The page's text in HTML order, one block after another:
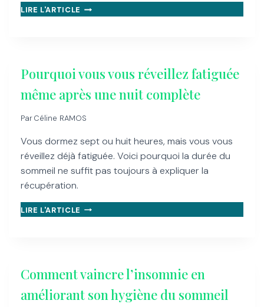
LIRE L'ARTICLE PHOTOSTIMULATION
:
POURQUOI
VOTRE
CERVEAU
EFFORT
Pourquoi vous vous réveillez fatiguée
même après une nuit complète
ParCéline RAMOS
Vous dormez sept ou huit heures, mais vous vous
réveillez déjà fatiguée. Voici pourquoi la durée du
sommeil ne suffit pas toujours à expliquer la
récupération.
LIRE L'ARTICLE POURQUOI
VOUS
APRÈS
UNE
NUIT
Comment vaincre l’insomnie en
améliorant son hygiène du sommeil